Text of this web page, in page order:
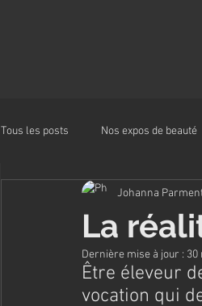
Tous les posts Nos expos de beauté
Alimentation
La
Johanna
Dernière mise à jour : 30
Être éleveur
vocation qui